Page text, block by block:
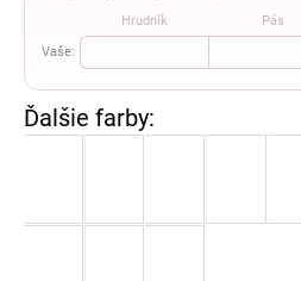
Hrudník
Pás
Vaše: